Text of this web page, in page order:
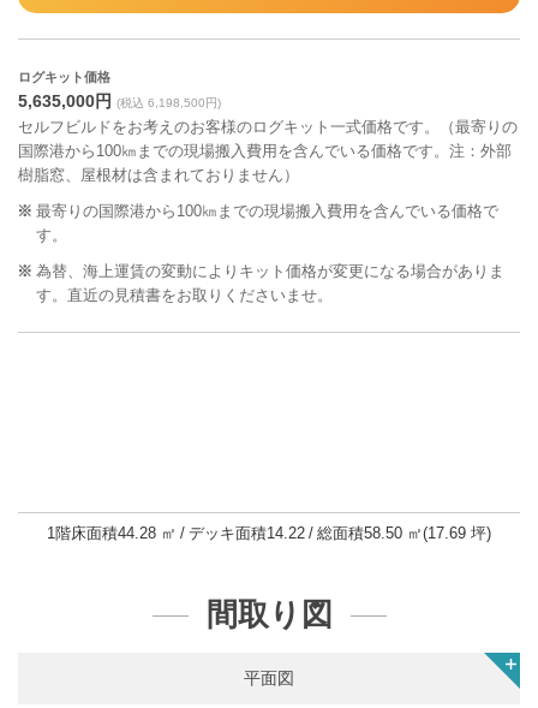
ログキット価格
5,635,000円 (税込 6,198,500円)
セルフビルドをお考えのお客様のログキット一式価格です。（最寄りの
国際港から100㎞までの現場搬入費用を含んでいる価格です。注：外部
樹脂窓、屋根材は含まれておりません）
最寄りの国際港から100㎞までの現場搬入費用を含んでいる価格で
す。
為替、海上運賃の変動によりキット価格が変更になる場合がありま
す。直近の見積書をお取りくださいませ。
1階床面積44.28 ㎡ デッキ面積14.22 総面積58.50 ㎡(17.69 坪)
間取り図
平面図